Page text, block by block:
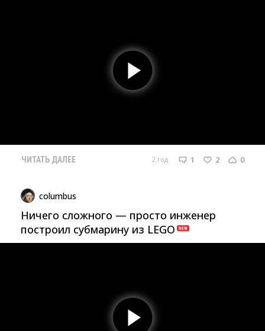
ЧИТАТЬ ДАЛЕЕ 2 год 1 2 0
columbus
Ничего сложного — просто инженер
построил субмарину из LEGO